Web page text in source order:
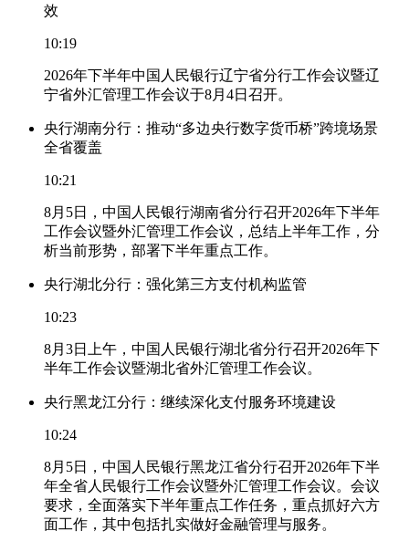
效
10:19
2026年下半年中国人民银行辽宁省分行工作会议暨辽
宁省外汇管理工作会议于8月4日召开。
央行湖南分行：推动“多边央行数字货币桥”跨境场景
全省覆盖
10:21
8月5日，中国人民银行湖南省分行召开2026年下半年
工作会议暨外汇管理工作会议，总结上半年工作，分
析当前形势，部署下半年重点工作。
央行湖北分行：强化第三方支付机构监管
10:23
8月3日上午，中国人民银行湖北省分行召开2026年下
半年工作会议暨湖北省外汇管理工作会议。
央行黑龙江分行：继续深化支付服务环境建设
10:24
8月5日，中国人民银行黑龙江省分行召开2026年下半
年全省人民银行工作会议暨外汇管理工作会议。会议
要求，全面落实下半年重点工作任务，重点抓好六方
面工作，其中包括扎实做好金融管理与服务。